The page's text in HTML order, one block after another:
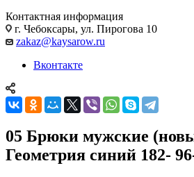
Контактная информация
г. Чебоксары, ул. Пирогова 10
zakaz@kaysarow.ru
Вконтакте
05 Брюки мужские
Геометрия синий 182-